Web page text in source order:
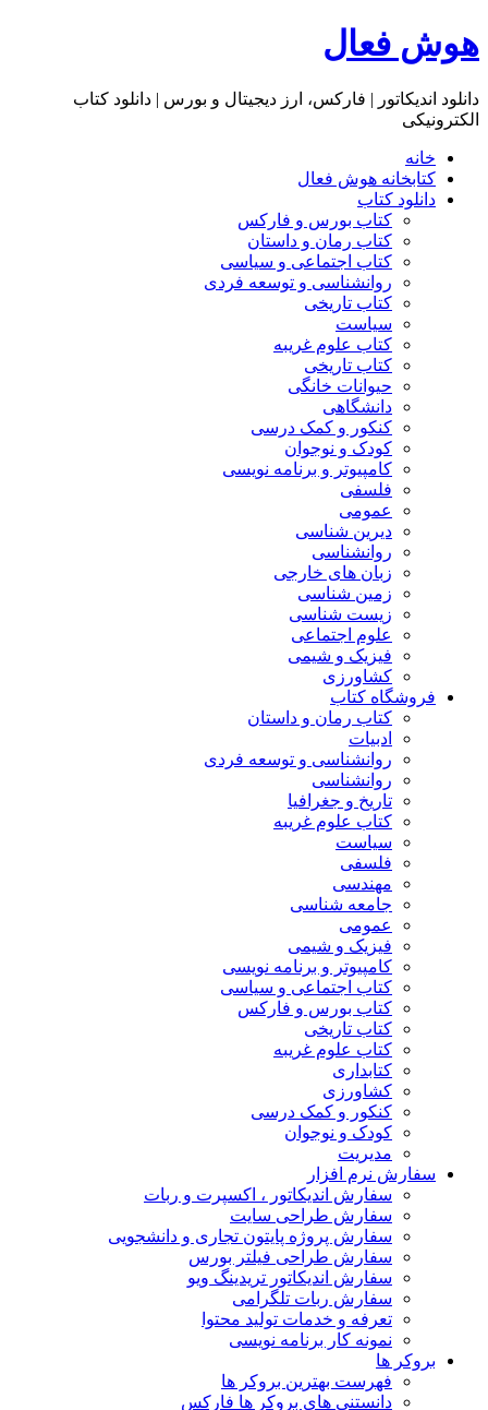
هوش فعال
دانلود اندیکاتور | فارکس، ارز دیجیتال و بورس | دانلود کتاب
الکترونیکی
خانه
کتابخانه هوش فعال
دانلود کتاب
کتاب بورس و فارکس
کتاب رمان و داستان
کتاب اجتماعی و سیاسی
روانشناسی و توسعه فردی
کتاب تاریخی
سیاست
کتاب علوم غریبه
کتاب تاریخی
حیوانات خانگی
دانشگاهی
کنکور و کمک‌ درسی
کودک و نوجوان
کامپیوتر و برنامه نویسی
فلسفی
عمومی
دیرین شناسی
روانشناسی
زبان های خارجی
زمین شناسی
زیست شناسی
علوم اجتماعی
فیزیک و شیمی
کشاورزی
فروشگاه کتاب
کتاب رمان و داستان
ادبیات
روانشناسی و توسعه فردی
روانشناسی
تاریخ و جغرافیا
کتاب علوم غریبه
سیاست
فلسفی
مهندسی
جامعه شناسی
عمومی
فیزیک و شیمی
کامپیوتر و برنامه نویسی
کتاب اجتماعی و سیاسی
کتاب بورس و فارکس
کتاب تاریخی
کتاب علوم غریبه
کتابداری
کشاورزی
کنکور و کمک‌ درسی
کودک و نوجوان
مدیریت
سفارش نرم افزار
سفارش اندیکاتور ، اکسپرت و ربات
سفارش طراحی سایت
سفارش پروژه پایتون تجاری و دانشجویی
سفارش طراحی فیلتر بورس
سفارش اندیکاتور تریدینگ ویو
سفارش ربات تلگرامی
تعرفه و خدمات تولید محتوا
نمونه کار برنامه نویسی
بروکر ها
فهرست بهترین بروکر ها
دانستنی های بروکر ها فارکس